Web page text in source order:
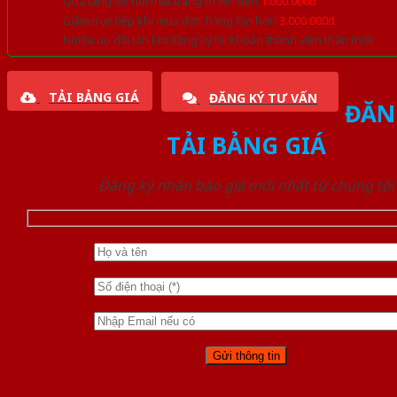
Giảm trực tiếp khi mua đơn hàng lớn hơn 3.000.000đ
Nhiều ưu đãi lớn khi đăng ký tài khoản thành viên thân thiết
TẢI BẢNG GIÁ ĐĂNG KÝ TƯ VẤN
TẢI BẢNG GIÁ
Đăng ký nhận báo giá mới nhất từ chúng tôi